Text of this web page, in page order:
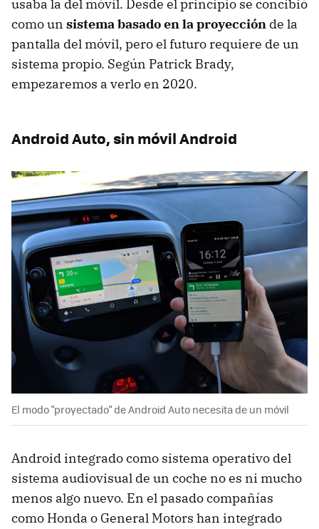
usaba la del móvil. Desde el principio se concibió
como un sistema basado en la proyección de la
pantalla del móvil, pero el futuro requiere de un
sistema propio. Según Patrick Brady,
empezaremos a verlo en 2020.
Android Auto, sin móvil Android
El modo "proyectado" de Android Auto necesita de un móvil
Android integrado como sistema operativo del
sistema audiovisual de un coche no es ni mucho
menos algo nuevo. En el pasado compañías
como Honda o General Motors han integrado